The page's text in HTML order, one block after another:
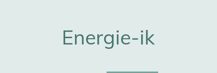
Energie-ik